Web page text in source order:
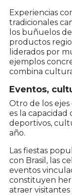
Experiencias
tradicionales
los buñuelos
productos
liderados por
ejemplos
combina
Eventos,
Otro de los
es la capacidad
deportivos,
año.
Las fiestas
con Brasil, las
eventos
constituyen
atraer visitantes